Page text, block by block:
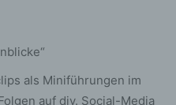
als Miniführungen im
auf div. Social-Media